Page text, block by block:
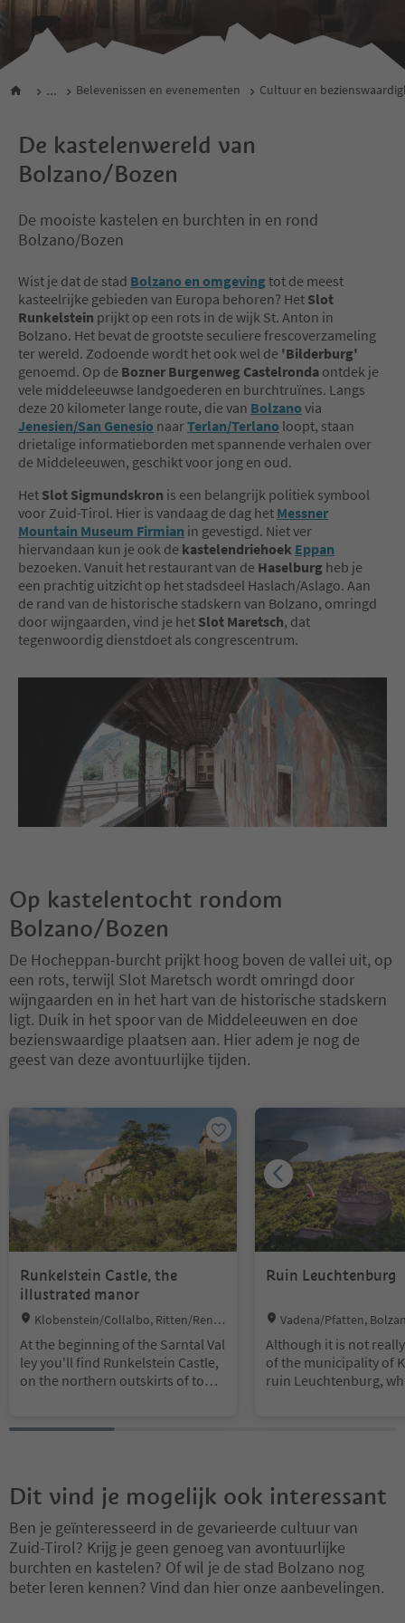
... Belevenissen en evenementen Cultuur en
De kastelenwereld van
Bolzano/Bozen
De mooiste kastelen en burchten in en rond
Bolzano/Bozen
Wist je dat de stad Bolzano en omgeving tot de meest
kasteelrijke gebieden van Europa behoren? Het Slot
Runkelstein prijkt op een rots in de wijk St. Anton in
Bolzano. Het bevat de grootste seculiere frescoverzameling
ter wereld. Zodoende wordt het ook wel de 'Bilderburg'
genoemd. Op de Bozner Burgenweg Castelronda ontdek je
vele middeleeuwse landgoederen en burchtruïnes. Langs
deze 20 kilometer lange route, die van Bolzano via
Jenesien/San Genesio naarTerlan/Terlano loopt, staan
drietalige informatieborden met spannende verhalen over
de Middeleeuwen, geschikt voor jong en oud.
Het Slot Sigmundskron is een belangrijk politiek symbool
voor Zuid-Tirol. Hier is vandaag de dag het Messner
Mountain Museum Firmian in gevestigd. Niet ver
hiervandaan kun je ook de kastelendriehoek Eppan
bezoeken. Vanuit het restaurant van de Haselburg heb je
een prachtig uitzicht op het stadsdeel Haslach/Aslago. Aan
de rand van de historische stadskern van Bolzano, omringd
door wijngaarden, vind je het Slot Maretsch, dat
tegenwoordig dienstdoet als congrescentrum.
Op kastelentocht rondom
Bolzano/Bozen
De Hocheppan-burcht prijkt hoog boven de vallei uit, op
een rots, terwijl Slot Maretsch wordt omringd door
wijngaarden en in het hart van de historische stadskern
ligt. Duik in het spoor van de Middeleeuwen en doe
bezienswaardige plaatsen aan. Hier adem je nog de
geest van deze avontuurlijke tijden.
Runkelstein Castle, the
illustrated manor
Location:
Klobenstein/Collalbo, Ritten/Reno
At the beginning of the Sarntal Val
ley you'll find Runkelstein Castle,
on the northern outskirts of town.
enade or using a bike by taking th
well as the free shuttle departing f
rom Walther Square (for further i
nformation contact Bolzano's Tou
rism Office). At the foot of the cast
le you'll find parking space for car
s and bikes. Built in 1237 on a jutti
ng edge of rock, the castle has be
Ruin Leuchtenburg
Location:
Vadena/Pfatten,
Although it is not
of the municipality of
ruin Leuchtenburg,
the Rottenburgers
er their conflict with
h IV of Tyrol in 1410,
tenburg passed into
on of the landlord,
he respective
o. For a long time the
Dit vind je mogelijk ook interessant
Ben je geïnteresseerd in de gevarieerde cultuur van
Zuid-Tirol? Krijg je geen genoeg van avontuurlijke
burchten en kastelen? Of wil je de stad Bolzano nog
beter leren kennen? Vind dan hier onze aanbevelingen.